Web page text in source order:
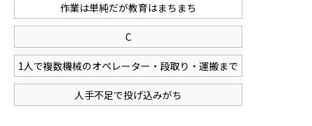
作業は単純だが教育はまちまち
C
1人で複数機械のオペレーター・段取り・運搬まで
人手不足で投げ込みがち